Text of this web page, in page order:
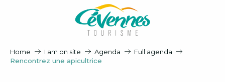
Home I am on site Agenda
Full agenda
Rencontrez une apicultrice